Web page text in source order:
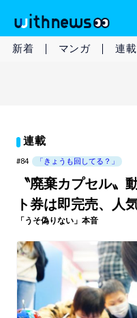
新着 マンガ 連載
連載
#84 「きょうも回してる？」
〝廃棄カプセル
ト券は即完売、人
「うそ偽りない」本音